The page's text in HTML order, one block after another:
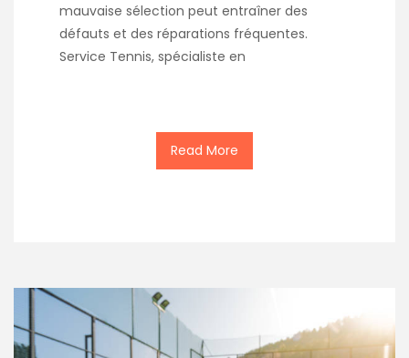
mauvaise sélection peut entraîner des
défauts et des réparations fréquentes.
Service Tennis, spécialiste en
Read More